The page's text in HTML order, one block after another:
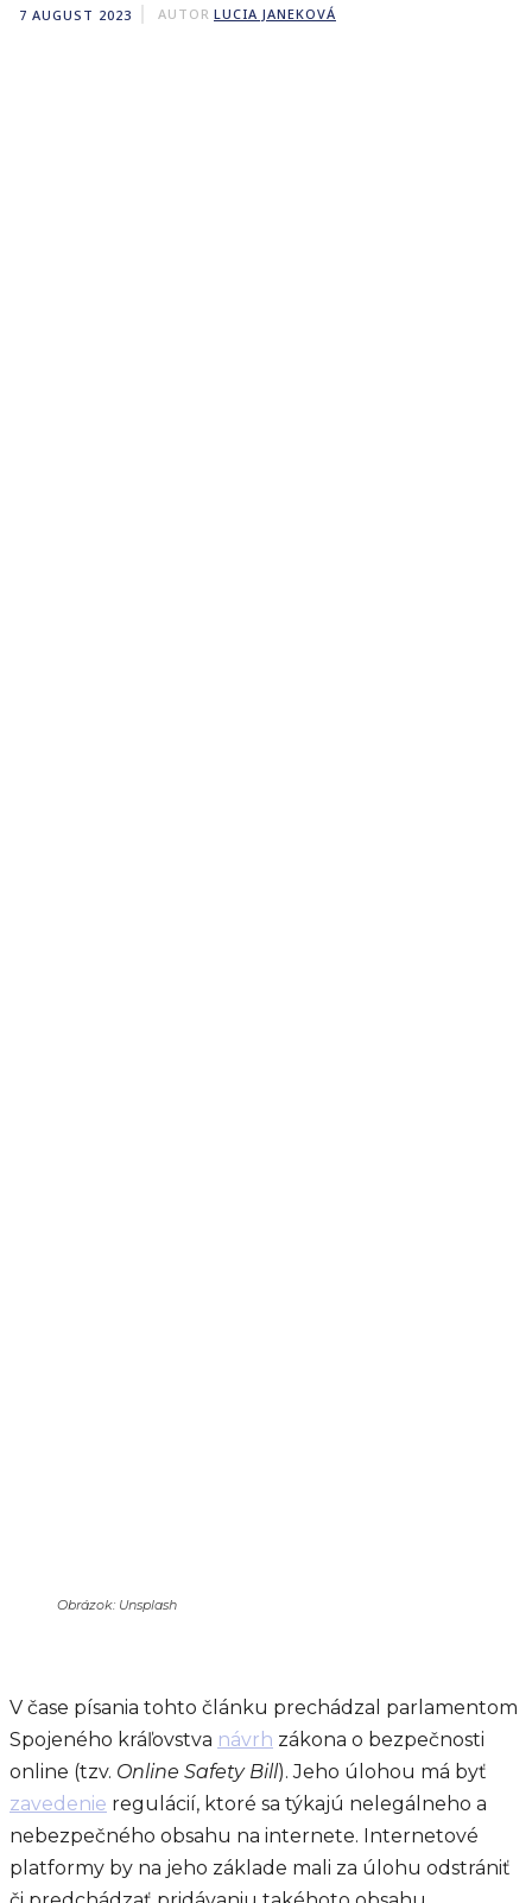
7 AUGUST 2023 AUTOR LUCIA JANEKOVÁ
Obrázok: Unsplash
V čase písania tohto článku prechádzal parlamentom
Spojeného kráľovstva návrh zákona o bezpečnosti
online (tzv. Online Safety Bill). Jeho úlohou má byť
zavedenie regulácií, ktoré sa týkajú nelegálneho a
nebezpečného obsahu na internete. Internetové
platformy by na jeho základe mali za úlohu odstrániť